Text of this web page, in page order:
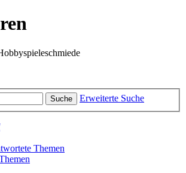
Suche Erweiterte Suche
Themen